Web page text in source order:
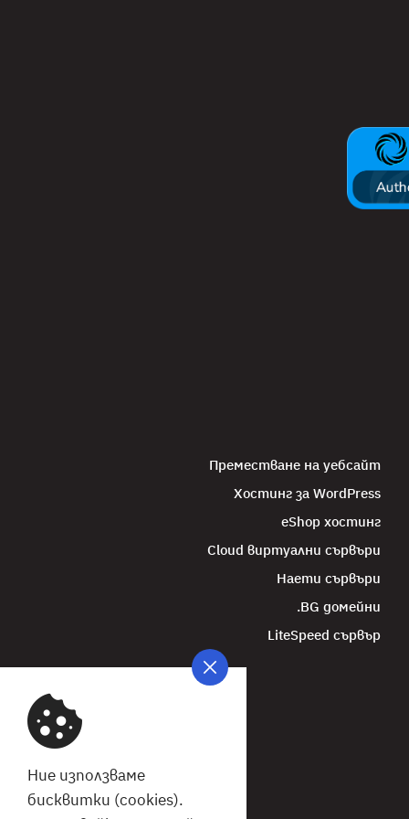
Преместване на уебсайт
Хостинг за WordPress
eShop хостинг
Cloud виртуални сървъри
Наети сървъри
.BG домейни
LiteSpeed сървър
Ние използваме
бисквитки (cookies).